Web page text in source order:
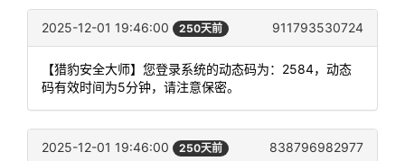
2025-12-01 19:46:00 250天前 911793530724
【猎豹安全大师】您登录系统的动态码为：2584，动态
码有效时间为5分钟，请注意保密。
2025-12-01 19:46:00 250天前 838796982977